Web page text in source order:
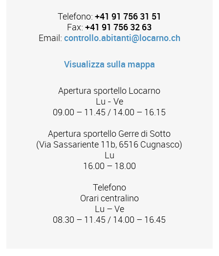
Telefono: +41 91 756 31 51
Fax: +41 91 756 32 63
Email: controllo.abitanti@locarno.ch
Visualizza sulla mappa
Apertura sportello Locarno
Lu - Ve
09.00 – 11.45 / 14.00 – 16.15
Apertura sportello Gerre di Sotto
(Via Sassariente 11b, 6516 Cugnasco)
Lu
16.00 – 18.00
Telefono
Orari centralino
Lu – Ve
08.30 – 11.45 / 14.00 – 16.45